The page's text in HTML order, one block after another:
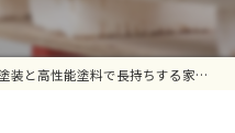
性能塗料で長持ちする家を実現する三重県名張市鴻之台４番町の選び方